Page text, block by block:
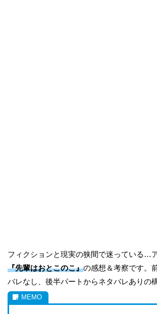
フィクションと現実の狭間で迷っている…
『先輩はおとこのこ』の感想＆考察です。
バレなし、後半パートからネタバレありの